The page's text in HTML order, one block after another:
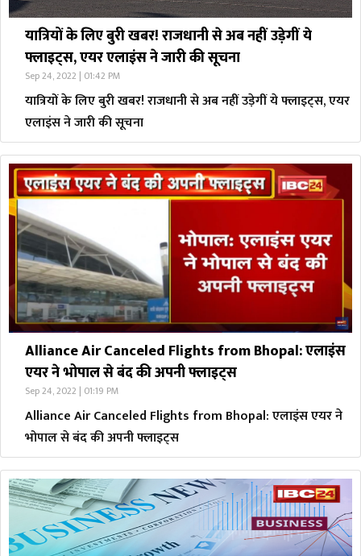
यात्रियों के लिए बुरी खबर! राजधानी से अब नहीं उड़ेगीं ये
फ्लाइट्स, एयर एलाइंस ने जारी की सूचना
Sep 24, 2022 | 01:42 PM
यात्रियों के लिए बुरी खबर! राजधानी से अब नहीं उड़ेगीं ये फ्लाइट्स, एयर
एलाइंस ने जारी की सूचना
Alliance Air Canceled Flights from Bhopal: एलाइंस
एयर ने भोपाल से बंद की अपनी फ्लाइट्स
Sep 24, 2022 | 01:19 PM
Alliance Air Canceled Flights from Bhopal: एलाइंस एयर ने
भोपाल से बंद की अपनी फ्लाइट्स